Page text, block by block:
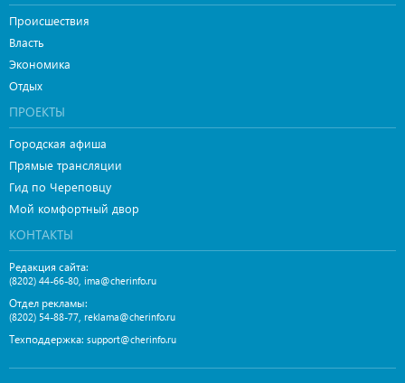
Происшествия
Власть
Экономика
Отдых
ПРОЕКТЫ
Городская афиша
Прямые трансляции
Гид по Череповцу
Мой комфортный двор
КОНТАКТЫ
Редакция сайта:
(8202) 44-66-80, ima@cherinfo.ru
Отдел рекламы:
(8202) 54-88-77, reklama@cherinfo.ru
Техподдержка: support@cherinfo.ru